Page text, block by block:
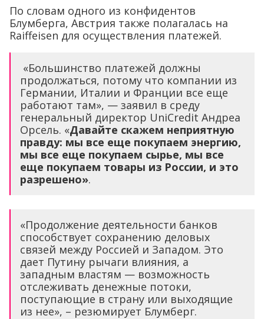
По словам одного из конфидентов
Блумберга, Австрия также полагалась на
Raiffeisen для осуществления платежей.
«Большинство платежей должны
продолжаться, потому что компании из
Германии, Италии и Франции все еще
работают там», — заявил в среду
генеральный директор UniCredit Андреа
Орсель. «Давайте скажем неприятную
правду: мы все еще покупаем энергию,
мы все еще покупаем сырье, мы все
еще покупаем товары из России, и это
разрешено».
«Продолжение деятельности банков
способствует сохранению деловых
связей между Россией и Западом. Это
дает Путину рычаги влияния, а
западным властям — возможность
отслеживать денежные потоки,
поступающие в страну или выходящие
из нее», – резюмирует Блумберг.